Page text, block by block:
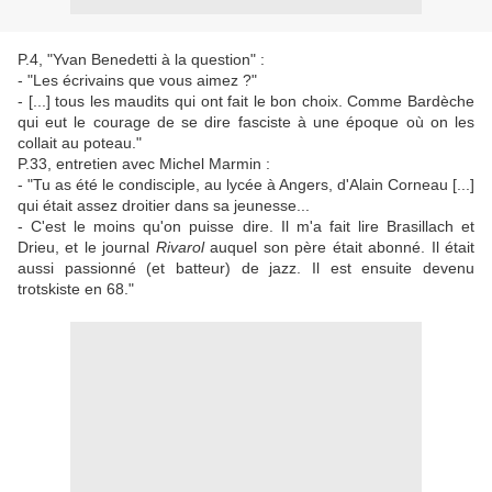
P.4, "Yvan Benedetti à la question" :
- "Les écrivains que vous aimez ?"
- [...] tous les maudits qui ont fait le bon choix. Comme Bardèche
qui eut le courage de se dire fasciste à une époque où on les
collait au poteau."
P.33, entretien avec Michel Marmin :
- "Tu as été le condisciple, au lycée à Angers, d'Alain Corneau [...]
qui était assez droitier dans sa jeunesse...
- C'est le moins qu'on puisse dire. Il m'a fait lire Brasillach et
Drieu, et le journal Rivarolauquel son père était abonné. Il était
aussi passionné (et batteur) de jazz. Il est ensuite devenu
trotskiste en 68."